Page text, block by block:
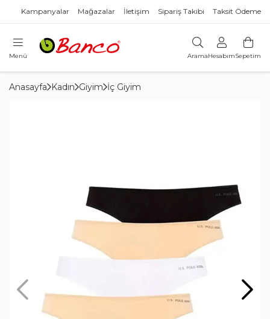
Kampanyalar Mağazalar İletişim Sipariş Takibi Taksit Ödeme
Menü AramaHesabımSepetim
Anasayfa Kadın Giyim İç Giyim